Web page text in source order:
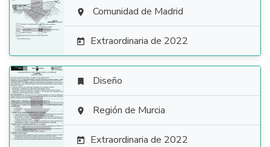
  Comunidad de Madrid
 Extraordinaria de 2022

 Diseño
 Región de Murcia
 Extraordinaria de 2022